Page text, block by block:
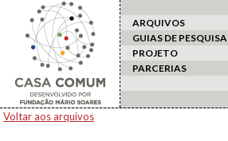
ARQUIVOS
GUIAS DE PESQUISA
PROJETO
PARCERIAS
Voltar aos arquivos